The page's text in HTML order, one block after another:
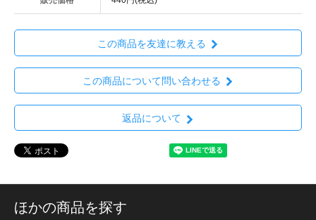
この商品を友達に教える
この商品について問い合わせる
返品について
ほかの商品を探す